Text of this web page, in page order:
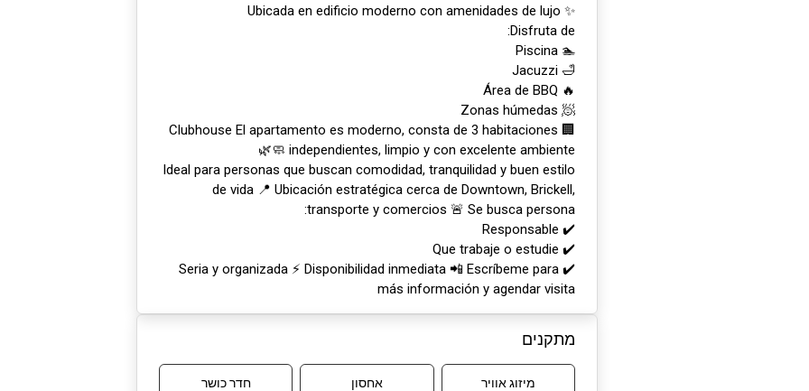
✨ Ubicada en edificio moderno con amenidades de lujo
Disfruta de:
🏊 Piscina
🛁 Jacuzzi
🔥 Área de BBQ
🧖 Zonas húmedas
🏢 Clubhouse El apartamento es moderno, consta de 3 habitaciones
independientes, limpio y con excelente ambiente 🧼🌿
Ideal para personas que buscan comodidad, tranquilidad y buen estilo
de vida 📍 Ubicación estratégica cerca de Downtown, Brickell,
transporte y comercios 🚨 Se busca persona:
✔️ Responsable
✔️ Que trabaje o estudie
✔️ Seria y organizada ⚡ Disponibilidad inmediata 📲 Escríbeme para
más información y agendar visita
מתקנים
מיזוג אוויר אחסון חדר כושר